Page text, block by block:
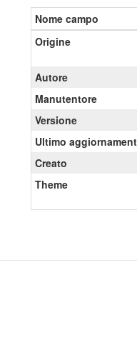
Nome campo
Origine
Autore
Manutentore
Versione
Ultimo
Creato
Theme